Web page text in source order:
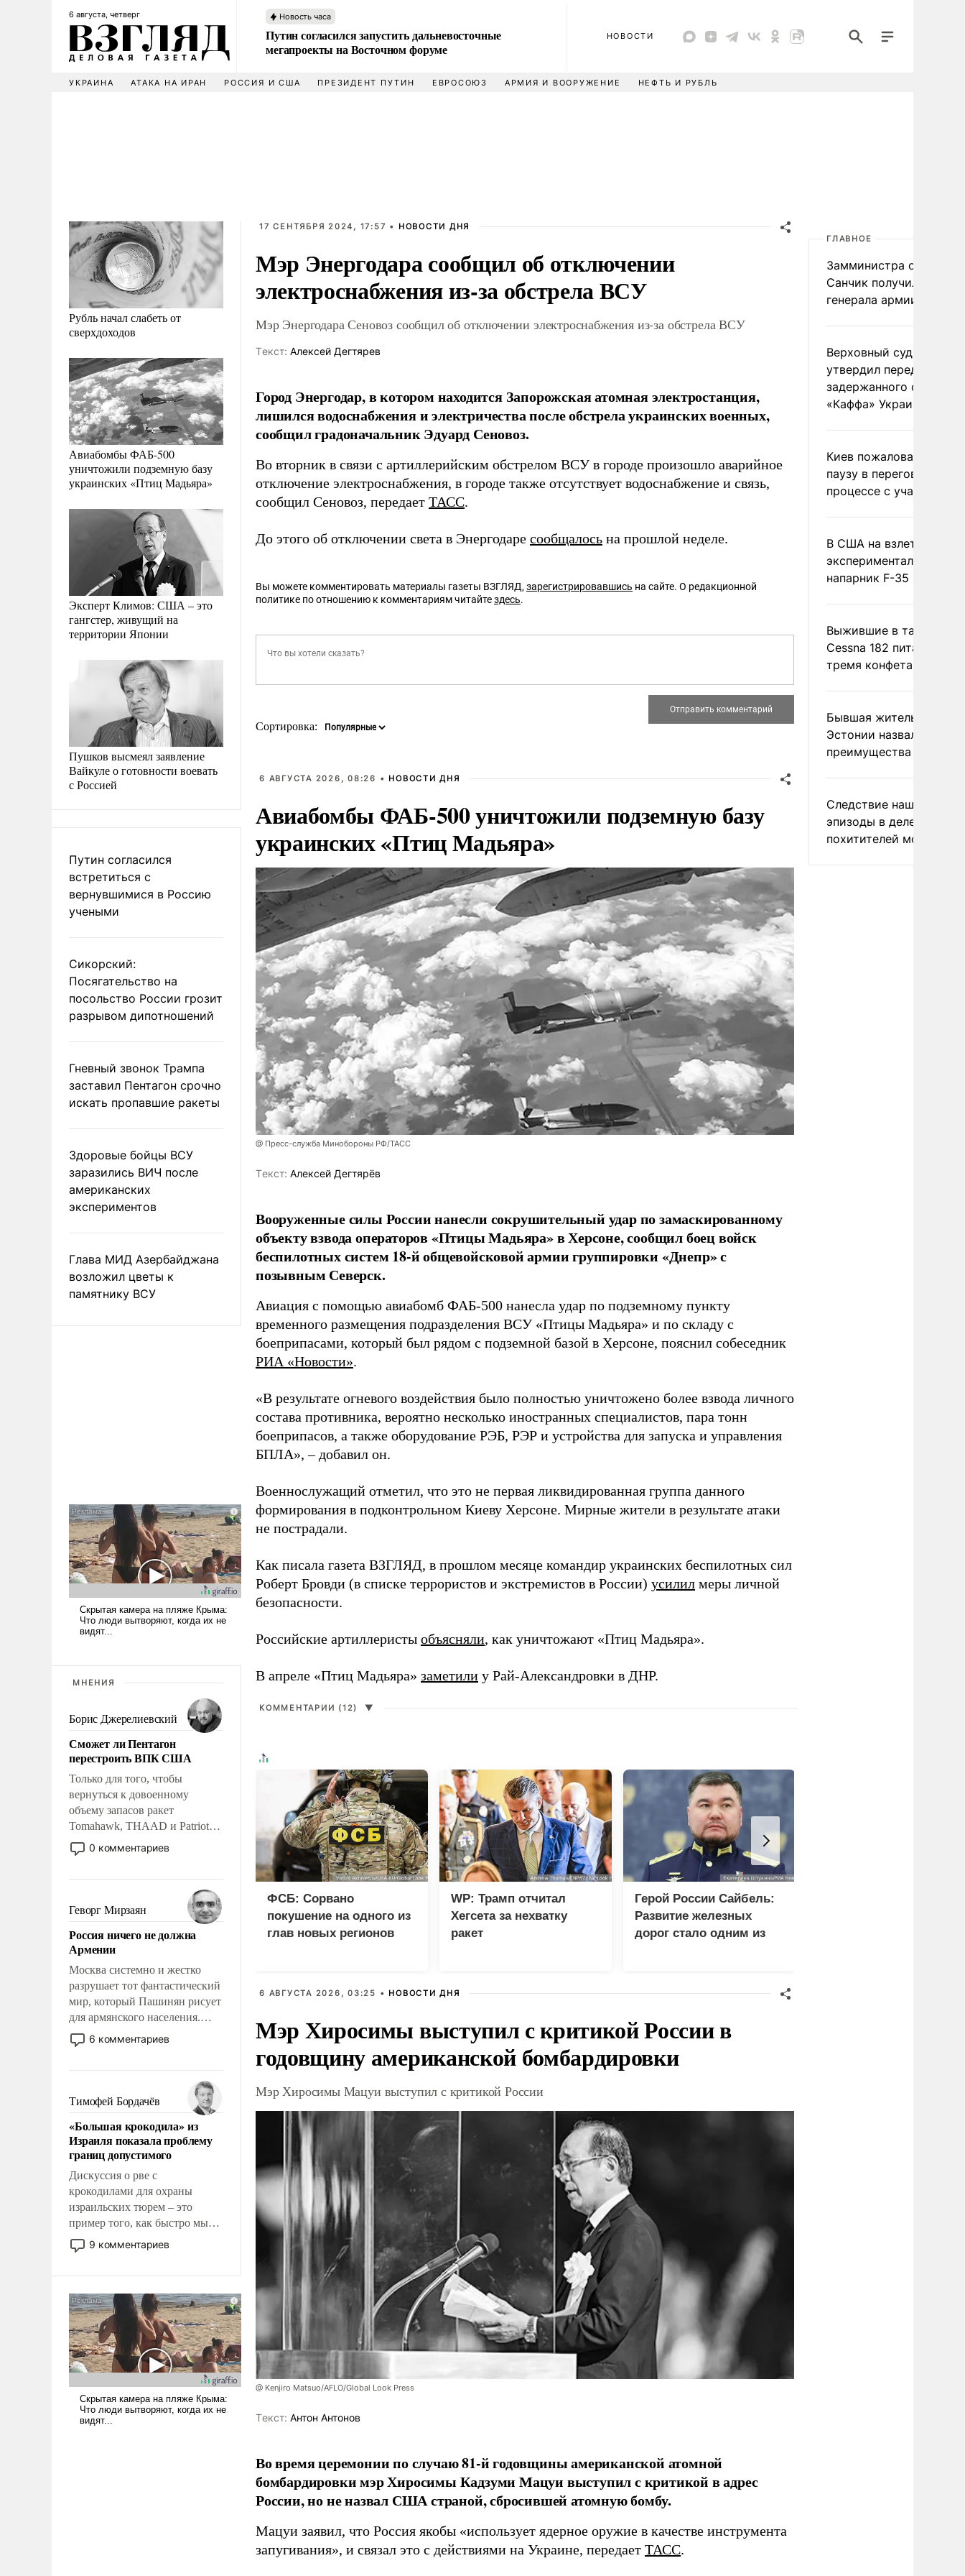
6 августа, четверг Новость часа
Путин согласился запустить дальневосточные
мегапроекты на Восточном форуме
НОВОСТИ
УКРАИНА АТАКА НА ИРАН РОССИЯ И США ПРЕЗИДЕНТ ПУТИН ЕВРОСОЮЗ АРМИЯ И ВООРУЖЕНИЕ НЕФТЬ И РУБЛЬ
Рубль начал слабеть от
сверхдоходов
Авиабомбы ФАБ-500
уничтожили подземную базу
украинских «Птиц Мадьяра»
Эксперт Климов: США – это
гангстер, живущий на
территории Японии
Пушков высмеял заявление
Вайкуле о готовности воевать
с Россией
Путин согласился
встретиться с
вернувшимися в Россию
учеными
Сикорский:
Посягательство на
посольство России грозит
разрывом дипотношений
Гневный звонок Трампа
заставил Пентагон срочно
искать пропавшие ракеты
Здоровые бойцы ВСУ
заразились ВИЧ после
американских
экспериментов
Глава МИД Азербайджана
возложил цветы к
памятнику ВСУ
МНЕНИЯ
Борис Джерелиевский
Сможет ли Пентагон
перестроить ВПК США
Только для того, чтобы
вернуться к довоенному
объему запасов ракет
Tomahawk, THAAD и Patriot
США потребуется более трех
лет. Даже небольшая война с
Сложившаяся ситуация
означает многолетний период
уязвимости США, например,
перед Китаем.
0 комментариев
Геворг Мирзаян
Россия ничего не должна
Армении
Москва системно и жестко
разрушает тот фантастический
мир, который Пашинян рисует
для армянского населения.
Мир, где этому населению все
должны просто по
политические прожекты будут
беспрекословно оплачиваться
за счет российских
налогоплательщиков и где за
свои поступки не нужно
отвечать.
6 комментариев
Тимофей Бордачёв
«Большая крокодила» из
Израиля показала проблему
границ допустимого
Дискуссия о рве с
крокодилами для охраны
израильских тюрем – это
пример того, как быстро мы
двигаемся по пути
революционных изменений.
псевдонаучной фантастики,
стало всерьез обсуждаемой
идеей.
9 комментариев
17 СЕНТЯБРЯ 2024, 17:57 • НОВОСТИ ДНЯ
Мэр Энергодара сообщил об отключении
электроснабжения из-за обстрела ВСУ
Мэр Энергодара Сеновоз сообщил об отключении электроснабжения из-за обстрела ВСУ
Tекст: Алексей Дегтярев
Город Энергодар, в котором находится Запорожская атомная электростанция,
лишился водоснабжения и электричества после обстрела украинских военных,
сообщил градоначальник Эдуард Сеновоз.
Во вторник в связи с артиллерийским обстрелом ВСУ в городе произошло аварийное
отключение электроснабжения, в городе также отсутствует водоснабжение и связь,
сообщил Сеновоз, передает ТАСС.
До этого об отключении света в Энергодаре сообщалось на прошлой неделе.
Вы можете комментировать материалы газеты ВЗГЛЯД, зарегистрировавшись на сайте. О редакционной
политике по отношению к комментариям читайтездесь.
Сортировка:
6 АВГУСТА 2026, 08:26 • НОВОСТИ ДНЯ
Авиабомбы ФАБ-500 уничтожили подземную базу
украинских «Птиц Мадьяра»
@ Пресс-служба Минобороны РФ/ТАСС
Tекст: Алексей Дегтярёв
Вооруженные силы России нанесли сокрушительный удар по замаскированному
объекту взвода операторов «Птицы Мадьяра» в Херсоне, сообщил боец войск
беспилотных систем 18-й общевойсковой армии группировки «Днепр» с
позывным Северск.
Авиация с помощью авиабомб ФАБ-500 нанесла удар по подземному пункту
временного размещения подразделения ВСУ «Птицы Мадьяра» и по складу с
боеприпасами, который был рядом с подземной базой в Херсоне, пояснил собеседник
РИА «Новости».
«В результате огневого воздействия было полностью уничтожено более взвода личного
состава противника, вероятно несколько иностранных специалистов, пара тонн
боеприпасов, а также оборудование РЭБ, РЭР и устройства для запуска и управления
БПЛА», – добавил он.
Военнослужащий отметил, что это не первая ликвидированная группа данного
формирования в подконтрольном Киеву Херсоне. Мирные жители в результате атаки
не пострадали.
Как писала газета ВЗГЛЯД, в прошлом месяце командир украинских беспилотных сил
Роберт Бровди (в списке террористов и экстремистов в России) усилил меры личной
безопасности.
Российские артиллеристы объясняли, как уничтожают «Птиц Мадьяра».
В апреле «Птиц Мадьяра» заметили у Рай-Александровки в ДНР.
КОММЕНТАРИИ (12) ▼
ФСБ: Сорвано
покушение на одного из
глав новых регионов
WP: Трамп отчитал
Хегсета за нехватку
ракет
Герой России Сайбель:
Развитие железных
дорог стало одним из
6 АВГУСТА 2026, 03:25 • НОВОСТИ ДНЯ
Мэр Хиросимы выступил с критикой России в
годовщину американской бомбардировки
Мэр Хиросимы Мацуи выступил с критикой России
@ Kenjiro Matsuo/AFLO/Global Look Press
Tекст: Антон Антонов
Во время церемонии по случаю 81-й годовщины американской атомной
бомбардировки мэр Хиросимы Кадзуми Мацуи выступил с критикой в адрес
России, но не назвал США страной, сбросившей атомную бомбу.
Мацуи заявил, что Россия якобы «использует ядерное оружие в качестве инструмента
запугивания», и связал это с действиями на Украине, передает ТАСС.
ГЛАВНОЕ
Замминистра обороны
Санчик получил звание
генерала армии
Верховный суд Швеции
утвердил передачу
задержанного
«Каффа» Украине
Киев пожаловался на
паузу в переговорном
процессе с участием
В США на взлете
экспериментальный
напарник F-35
Выжившие в тайге
Cessna 182 питались
тремя конфетами
Бывшая жительница
Эстонии назвала
преимущества России
Следствие нашло
эпизоды в деле
похитителей москвичек